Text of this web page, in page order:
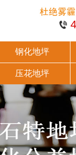
钢化地坪
压花地坪